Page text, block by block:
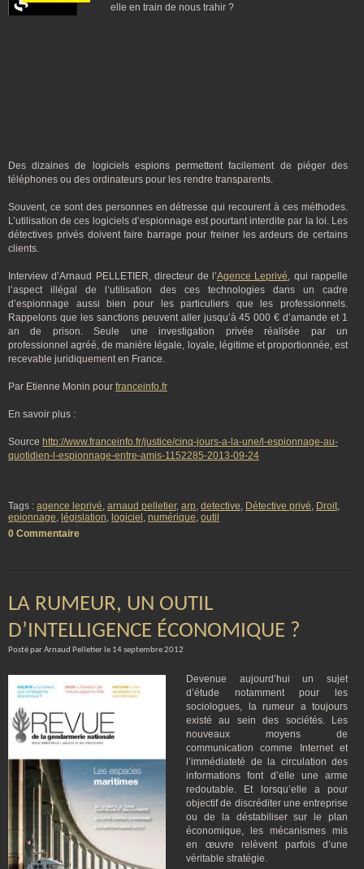
elle en train de nous trahir ?
Des dizaines de logiciels espions permettent facilement de piéger des
téléphones ou des ordinateurs pour les rendre transparents.
Souvent, ce sont des personnes en détresse qui recourent à ces méthodes.
L’utilisation de ces logiciels d’espionnage est pourtant interdite par la loi. Les
détectives privés doivent faire barrage pour freiner les ardeurs de certains
clients.
Interview d’Arnaud PELLETIER, directeur de l’Agence Leprivé, qui rappelle
l’aspect illégal de l’utilisation des ces technologies dans un cadre
d’espionnage aussi bien pour les particuliers que les professionnels.
Rappelons que les sanctions peuvent aller jusqu’à 45 000 € d’amande et 1
an de prison. Seule une investigation privée réalisée par un
professionnel agréé, de manière légale, loyale, légitime et proportionnée, est
recevable juridiquement en France.
Par Etienne Monin pour franceinfo.fr
En savoir plus :
Source http://www.franceinfo.fr/justice/cinq-jours-a-la-une/l-espionnage-au-
quotidien-l-espionnage-entre-amis-1152285-2013-09-24
Tags : agence leprivé, arnaud pelletier, arp, detective, Détective privé, Droit,
epionnage, législation, logiciel , numérique, outil
0 Commentaire
LA RUMEUR, UN OUTIL
D’INTELLIGENCE ÉCONOMIQUE ?
Posté par Arnaud Pelletier le 14 septembre 2012
Devenue aujourd’hui un sujet
d’étude notamment pour les
sociologues, la rumeur a toujours
existé au sein des sociétés. Les
nouveaux moyens de
communication comme Internet et
l’immédiateté de la circulation des
informations font d’elle une arme
redoutable. Et lorsqu’elle a pour
objectif de discréditer une entreprise
ou de la déstabiliser sur le plan
économique, les mécanismes mis
en œuvre relèvent parfois d’une
véritable stratégie.